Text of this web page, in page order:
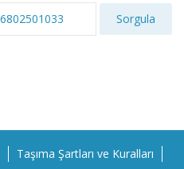
Sorgula
Taşıma Şartları ve Kuralları